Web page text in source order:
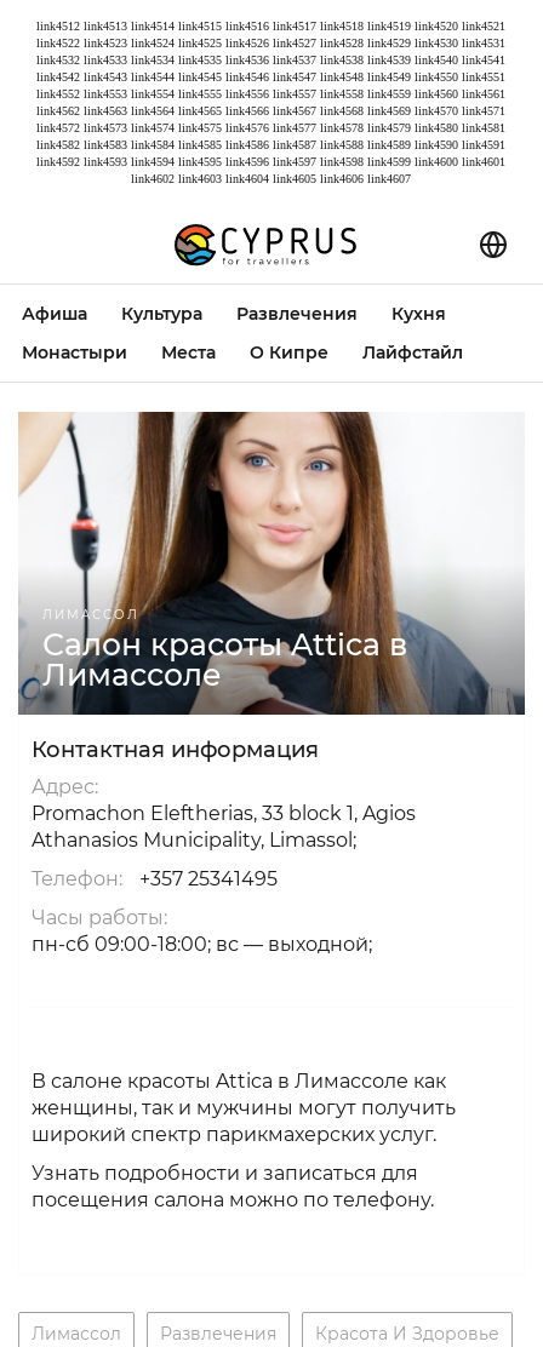
link4512 link4513 link4514 link4515 link4516 link4517 link4518 link4519 link4520 link4521
link4522 link4523 link4524 link4525 link4526 link4527 link4528 link4529 link4530 link4531
link4532 link4533 link4534 link4535 link4536 link4537 link4538 link4539 link4540 link4541
link4542 link4543 link4544 link4545 link4546 link4547 link4548 link4549 link4550 link4551
link4552 link4553 link4554 link4555 link4556 link4557 link4558 link4559 link4560 link4561
link4562 link4563 link4564 link4565 link4566 link4567 link4568 link4569 link4570 link4571
link4572 link4573 link4574 link4575 link4576 link4577 link4578 link4579 link4580 link4581
link4582 link4583 link4584 link4585 link4586 link4587 link4588 link4589 link4590 link4591
link4592 link4593 link4594 link4595 link4596 link4597 link4598 link4599 link4600 link4601
link4602 link4603 link4604 link4605 link4606 link4607
Афиша Культура Развлечения
Кухня
Монастыри
Места О Кипре Лайфстайл
ЛИМАССОЛ
Салон красоты Attica в
Лимассоле
Контактная информация
Адрес:
Promachon Eleftherias, 33 block 1, Agios
Athanasios Municipality, Limassol;
Телефон:
+357 25341495
Часы работы:
пн-сб 09:00-18:00; вс — выходной;
В салоне красоты Attica в Лимассоле как
женщины, так и мужчины могут получить
широкий спектр парикмахерских услуг.
Узнать подробности и записаться для
посещения салона можно по телефону.
Лимассол Развлечения Красота И Здоровье